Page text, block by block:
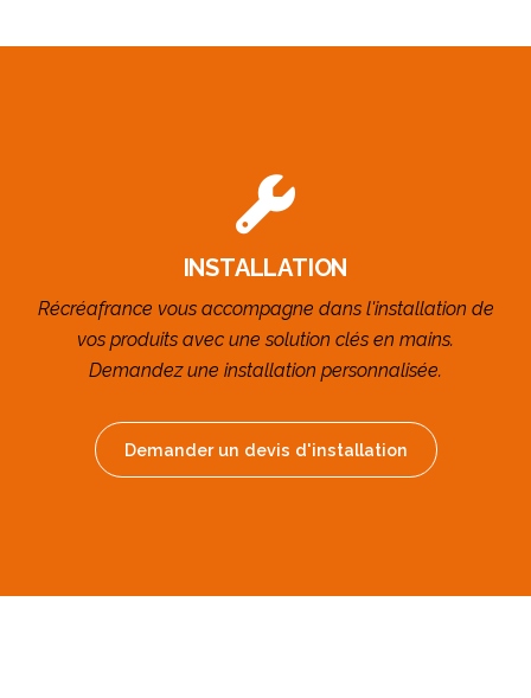
INSTALLATION
Récréafrance vous accompagne dans l'installation de
vos produits avec une solution clés en mains.
Demandez une installation personnalisée.
Demander un devis d'installation